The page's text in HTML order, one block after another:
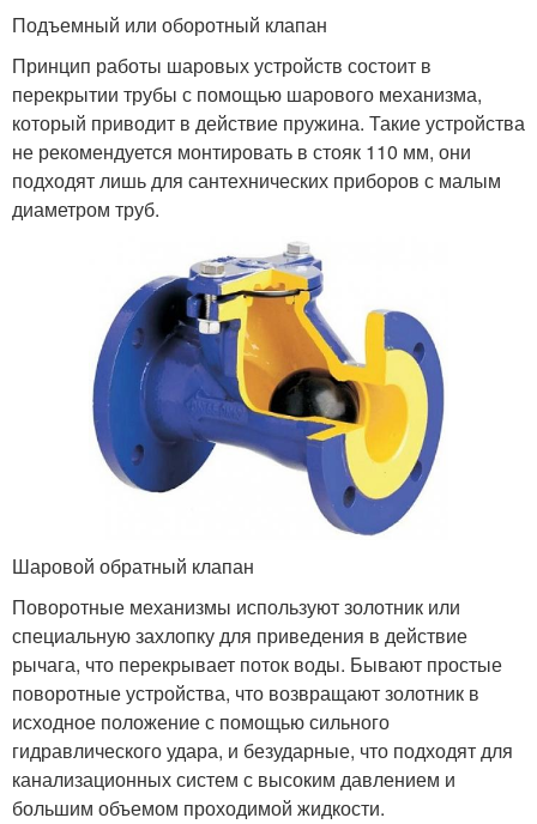
Подъемный или оборотный клапан
Принцип работы шаровых устройств состоит в
перекрытии трубы с помощью шарового механизма,
который приводит в действие пружина. Такие устройства
не рекомендуется монтировать в стояк 110 мм, они
подходят лишь для сантехнических приборов с малым
диаметром труб.
Шаровой обратный клапан
Поворотные механизмы используют золотник или
специальную захлопку для приведения в действие
рычага, что перекрывает поток воды. Бывают простые
поворотные устройства, что возвращают золотник в
исходное положение с помощью сильного
гидравлического удара, и безударные, что подходят для
канализационных систем с высоким давлением и
большим объемом проходимой жидкости.